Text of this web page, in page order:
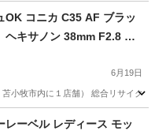
OK コニカ C35 AF ブラッ
キサノン 38mm F2.8 外
ペイペイ)決済可能 ☆
店
6月19日
小牧市内に１店舗） 総合リサイ
レーベル レディース モッ